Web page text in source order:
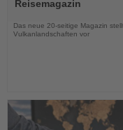
Nachrichten
Reisemagazin
Das neue 20-seitige Magazin
Vulkanlandschaften vor